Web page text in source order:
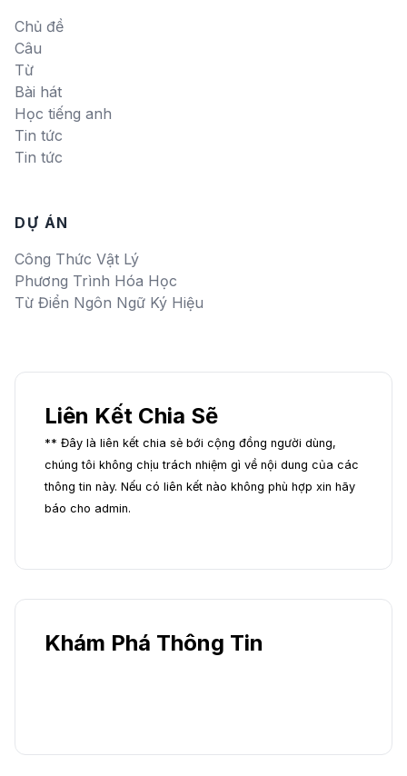
Chủ đề
Câu
Từ
Bài hát
Học tiếng anh
Tin tức
Tin tức
DỰ ÁN
Công Thức Vật Lý
Phương Trình Hóa Học
Từ Điển Ngôn Ngữ Ký Hiệu
Liên Kết Chia Sẽ
** Đây là liên kết chia sẻ bới cộng đồng người dùng,
chúng tôi không chịu trách nhiệm gì về nội dung của các
thông tin này. Nếu có liên kết nào không phù hợp xin hãy
báo cho admin.
Khám Phá Thông Tin